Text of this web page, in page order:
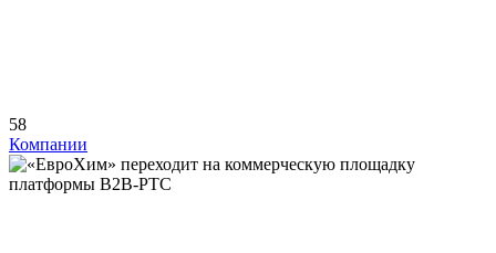
58
Компании